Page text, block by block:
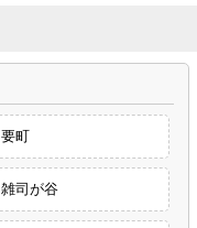
要町
雑司が谷